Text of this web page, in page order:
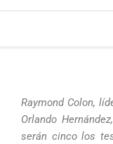
Raymond Colon,
Orlando
serán cinco los